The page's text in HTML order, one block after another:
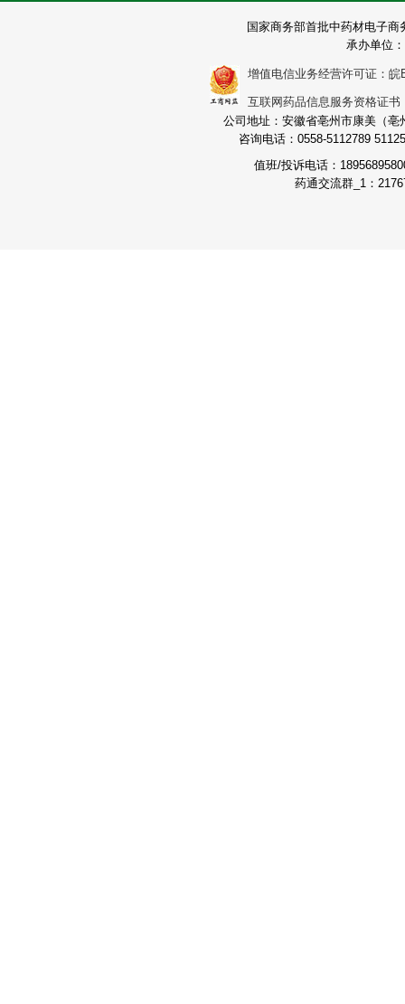
国家商务部首批中药材电子
承办单位
增值电信业务经营许可证：皖
互联网药品信息服务资格证
公司地址：安徽省亳州市康美（
咨询电话：0558-5112789
值班/投诉电话：
药通交流群_1：